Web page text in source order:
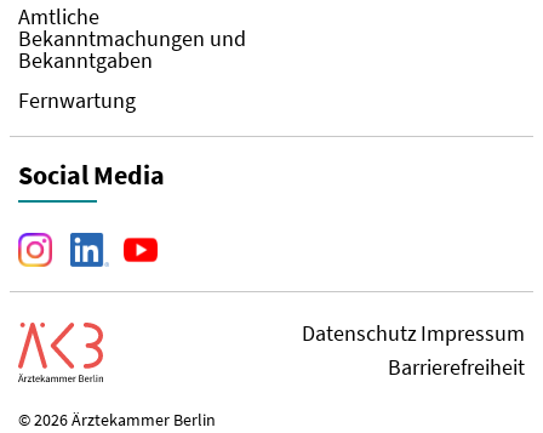
Amtliche
Bekanntmachungen und
Bekanntgaben
Fernwartung
Social Media
DatenschutzImpressum
Barrierefreiheit
© 2026 Ärztekammer Berlin